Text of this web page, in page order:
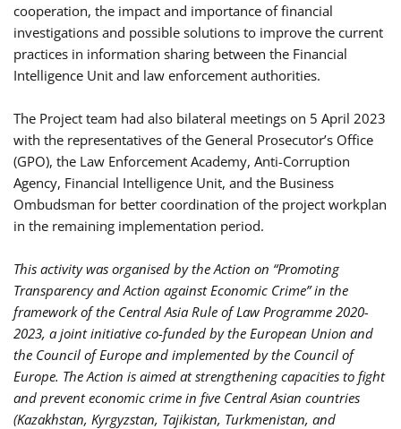
cooperation, the impact and importance of financial
investigations and possible solutions to improve the current
practices in information sharing between the Financial
Intelligence Unit and law enforcement authorities.
The Project team had also bilateral meetings on 5 April 2023
with the representatives of the General Prosecutor’s Office
(GPO), the Law Enforcement Academy, Anti-Corruption
Agency, Financial Intelligence Unit, and the Business
Ombudsman for better coordination of the project workplan
in the remaining implementation period.
This activity was organised by the Action on “Promoting
Transparency and Action against Economic Crime” in the
framework of the Central Asia Rule of Law Programme 2020-
2023, a joint initiative co-funded by the European Union and
the Council of Europe and implemented by the Council of
Europe. The Action is aimed at strengthening capacities to fight
and prevent economic crime in five Central Asian countries
(Kazakhstan, Kyrgyzstan, Tajikistan, Turkmenistan, and